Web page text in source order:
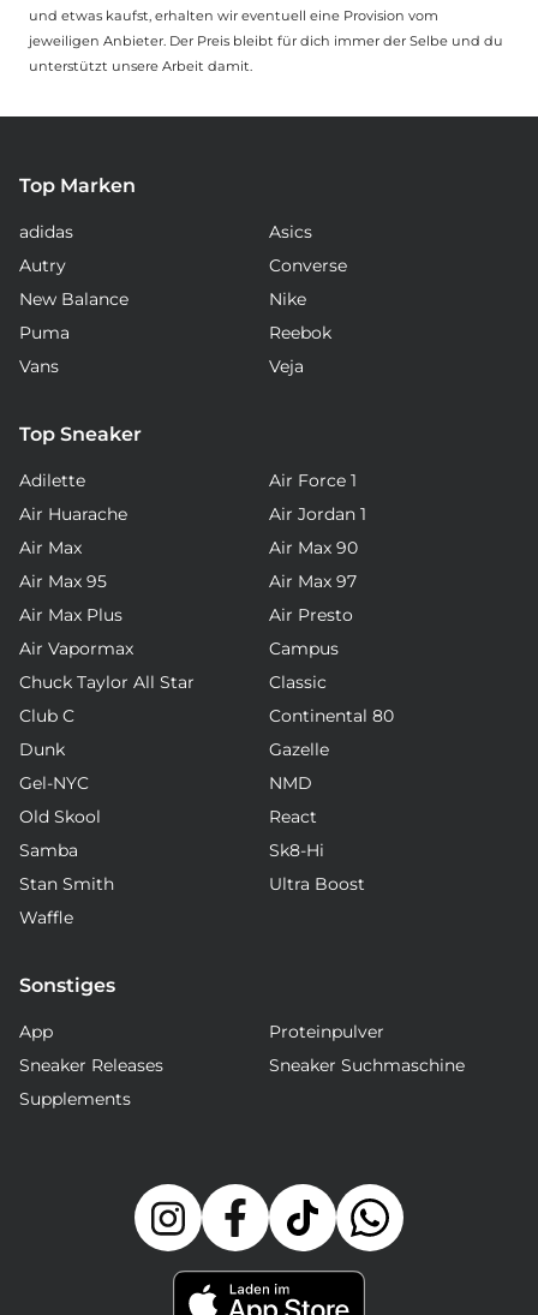
und etwas kaufst, erhalten wir eventuell eine Provision vom
jeweiligen Anbieter. Der Preis bleibt für dich immer der Selbe und du
unterstützt unsere Arbeit damit.
Top Marken
adidas
Asics
Autry
Converse
New Balance
Nike
Puma
Reebok
Vans
Veja
Top Sneaker
Adilette
Air Force 1
Air Huarache
Air Jordan 1
Air Max
Air Max 90
Air Max 95
Air Max 97
Air Max Plus
Air Presto
Air Vapormax
Campus
Chuck Taylor All Star
Classic
Club C
Continental 80
Dunk
Gazelle
Gel-NYC
NMD
Old Skool
React
Samba
Sk8-Hi
Stan Smith
Ultra Boost
Waffle
Sonstiges
App
Proteinpulver
Sneaker Releases
Sneaker Suchmaschine
Supplements